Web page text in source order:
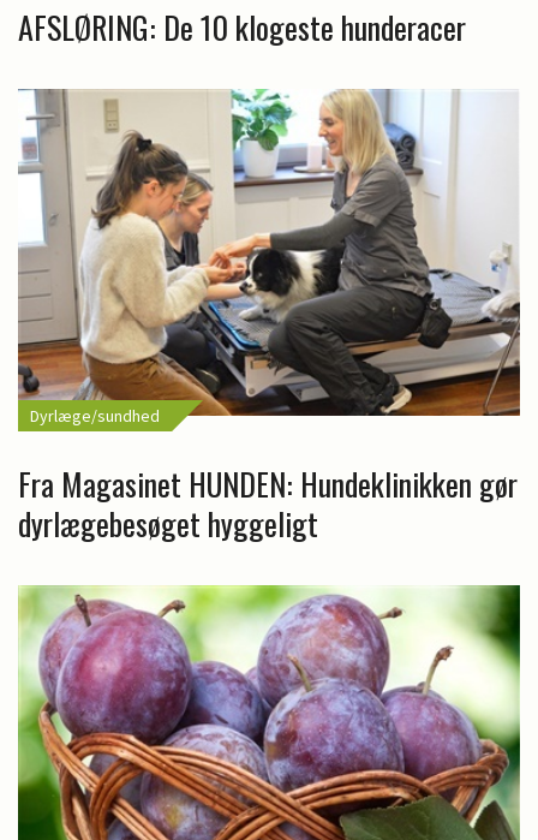
AFSLØRING: De 10 klogeste hunderacer
Dyrlæge/sundhed
Fra Magasinet HUNDEN: Hundeklinikken gør
dyrlægebesøget hyggeligt